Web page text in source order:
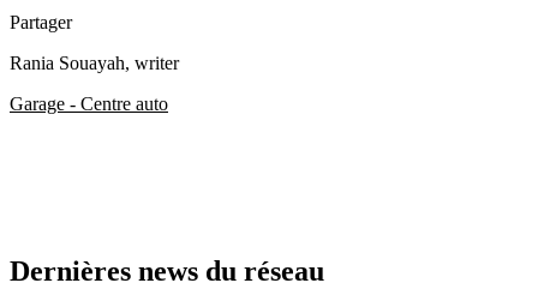
Partager
Rania Souayah, writer
Garage - Centre auto
Dernières news du réseau